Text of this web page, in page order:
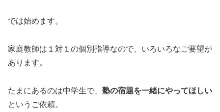
では始めます。
家庭教師は１対１の個別指導なので、いろいろなご要望が
あります。
たまにあるのは中学生で、 塾の宿題を一緒にやってほしい
というご依頼。